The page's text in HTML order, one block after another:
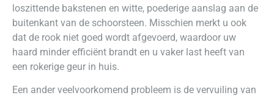
loszittende bakstenen en witte, poederige aanslag aan de
buitenkant van de schoorsteen. Misschien merkt u ook
dat de rook niet goed wordt afgevoerd, waardoor uw
haard minder efficiënt brandt en u vaker last heeft van
een rokerige geur in huis.
Een ander veelvoorkomend probleem is de vervuiling van